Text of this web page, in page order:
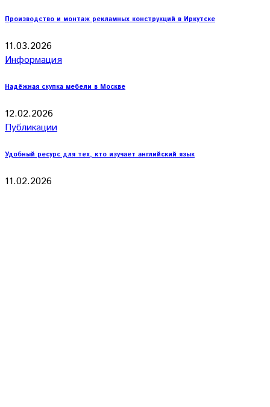
Производство и монтаж рекламных конструкций в Иркутске
11.03.2026
Информация
Надёжная скупка мебели в Москве
12.02.2026
Публикации
Удобный ресурс для тех, кто изучает английский язык
11.02.2026